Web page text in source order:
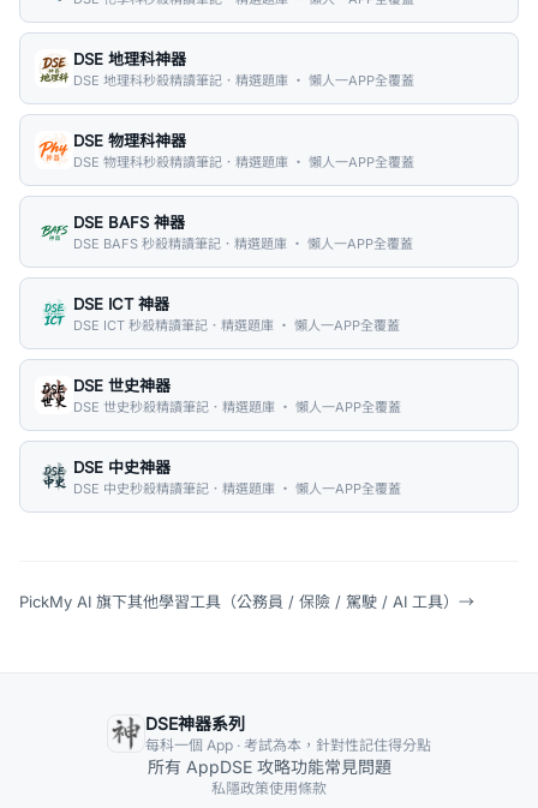
DSE 地理科神器
DSE 地理科秒殺精讀筆記．精選題庫 ・ 懶人一APP全覆蓋
DSE 物理科神器
DSE 物理科秒殺精讀筆記．精選題庫 ・ 懶人一APP全覆蓋
DSE BAFS 神器
DSE BAFS 秒殺精讀筆記．精選題庫 ・ 懶人一APP全覆蓋
DSE ICT 神器
DSE ICT 秒殺精讀筆記．精選題庫 ・ 懶人一APP全覆蓋
DSE 世史神器
DSE 世史秒殺精讀筆記．精選題庫 ・ 懶人一APP全覆蓋
DSE 中史神器
DSE 中史秒殺精讀筆記．精選題庫 ・ 懶人一APP全覆蓋
PickMy AI 旗下其他學習工具（公務員 / 保險 / 駕駛 / AI 工具） →
DSE神器系列
每科一個 App · 考試為本，針對性記住得分點
所有 AppDSE 攻略功能常見問題
私隱政策使用條款